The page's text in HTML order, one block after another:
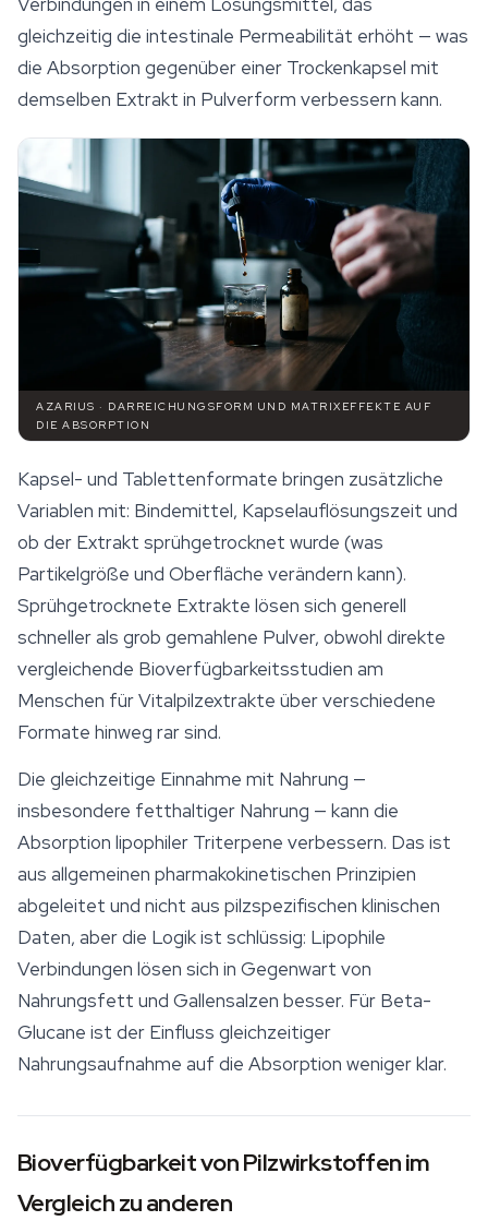
gleichzeitig die intestinale Permeabilität erhöht — was
die Absorption gegenüber einer Trockenkapsel mit
demselben Extrakt in Pulverform verbessern kann.
AZARIUS · DARREICHUNGSFORM UND MATRIXEFFEKTE AUF
DIE ABSORPTION
Kapsel- und Tablettenformate bringen zusätzliche
Variablen mit: Bindemittel, Kapselauflösungszeit und
ob der Extrakt sprühgetrocknet wurde (was
Partikelgröße und Oberfläche verändern kann).
Sprühgetrocknete Extrakte lösen sich generell
schneller als grob gemahlene Pulver, obwohl direkte
vergleichende Bioverfügbarkeitsstudien am
Menschen für Vitalpilzextrakte über verschiedene
Formate hinweg rar sind.
Die gleichzeitige Einnahme mit Nahrung —
insbesondere fetthaltiger Nahrung — kann die
Absorption lipophiler Triterpene verbessern. Das ist
aus allgemeinen pharmakokinetischen Prinzipien
abgeleitet und nicht aus pilzspezifischen klinischen
Daten, aber die Logik ist schlüssig: Lipophile
Verbindungen lösen sich in Gegenwart von
Nahrungsfett und Gallensalzen besser. Für Beta-
Glucane ist der Einfluss gleichzeitiger
Nahrungsaufnahme auf die Absorption weniger klar.
Bioverfügbarkeit von Pilzwirkstoffen im
Vergleich zu anderen